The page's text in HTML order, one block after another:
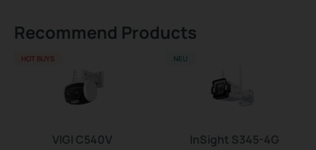
Recommend Products
VIGI C540V
HOT BUYS
InSight S345-4G
NEU